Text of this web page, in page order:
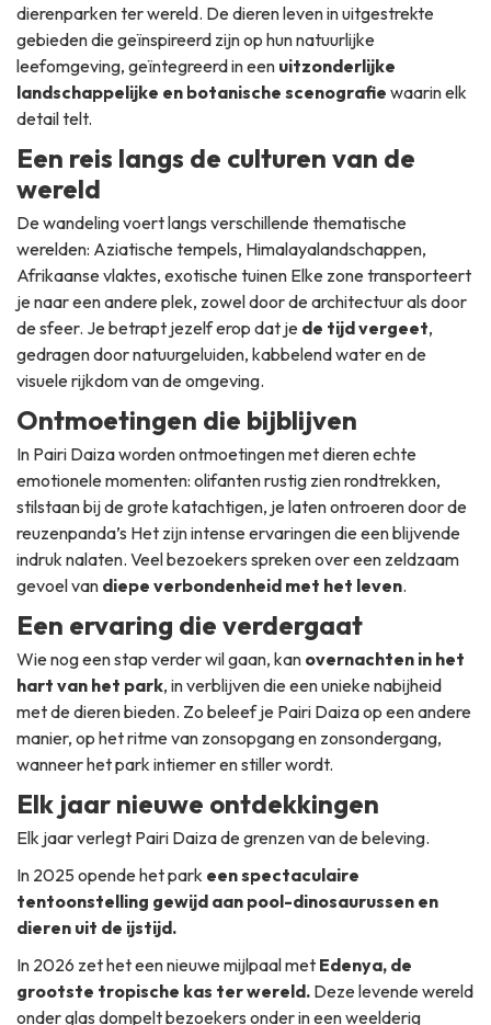
dierenparken ter wereld. De dieren leven in uitgestrekte
gebieden die geïnspireerd zijn op hun natuurlijke
leefomgeving, geïntegreerd in een uitzonderlijke
landschappelijke en botanische scenografie waarin elk
detail telt.
Een reis langs de culturen van de
wereld
De wandeling voert langs verschillende thematische
werelden: Aziatische tempels, Himalayalandschappen,
Afrikaanse vlaktes, exotische tuinen Elke zone transporteert
je naar een andere plek, zowel door de architectuur als door
de sfeer. Je betrapt jezelf erop dat je de tijd vergeet,
gedragen door natuurgeluiden, kabbelend water en de
visuele rijkdom van de omgeving.
Ontmoetingen die bijblijven
In Pairi Daiza worden ontmoetingen met dieren echte
emotionele momenten: olifanten rustig zien rondtrekken,
stilstaan bij de grote katachtigen, je laten ontroeren door de
reuzenpanda’s Het zijn intense ervaringen die een blijvende
indruk nalaten. Veel bezoekers spreken over een zeldzaam
gevoel van diepe verbondenheid met het leven.
Een ervaring die verdergaat
Wie nog een stap verder wil gaan, kan overnachten in het
hart van het park, in verblijven die een unieke nabijheid
met de dieren bieden. Zo beleef je Pairi Daiza op een andere
manier, op het ritme van zonsopgang en zonsondergang,
wanneer het park intiemer en stiller wordt.
Elk jaar nieuwe ontdekkingen
Elk jaar verlegt Pairi Daiza de grenzen van de beleving.
In 2025 opende het park een spectaculaire
tentoonstelling gewijd aan pool-dinosaurussen en
dieren uit de ijstijd.
In 2026 zet het een nieuwe mijlpaal met Edenya, de
grootste tropische kas ter wereld. Deze levende wereld
onder glas dompelt bezoekers onder in een weelderig